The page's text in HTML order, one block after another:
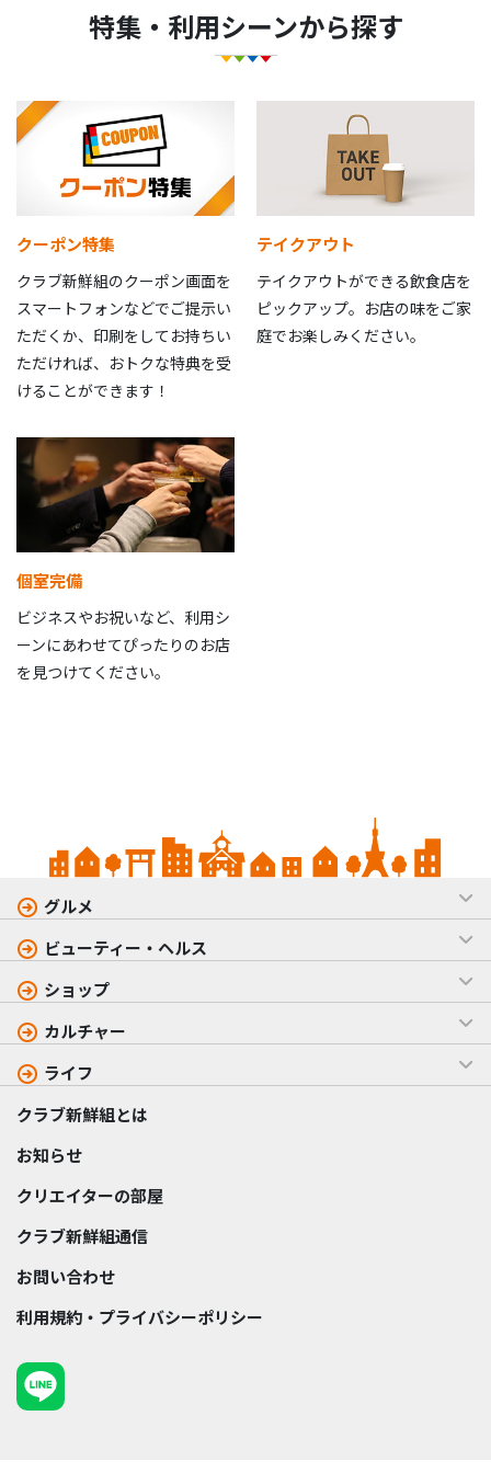
特集・利用シーンから探す
クーポン特集
クラブ新鮮組のクーポン画面を
スマートフォンなどでご提示い
ただくか、印刷をしてお持ちい
ただければ、おトクな特典を受
けることができます！
テイクアウト
テイクアウトができる飲食店を
ピックアップ。お店の味をご家
庭でお楽しみください。
個室完備
ビジネスやお祝いなど、利用シ
ーンにあわせてぴったりのお店
を見つけてください。
グルメ
ビューティー・ヘルス
ショップ
カルチャー
ライフ
クラブ新鮮組とは
お知らせ
クリエイターの部屋
クラブ新鮮組通信
お問い合わせ
利用規約・プライバシーポリシー